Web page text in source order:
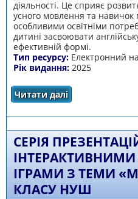
діяльності. Це сприяє
усного мовлення та навичок
особливими освітніми
дитині засвоювати
ефективній формі.
Тип ресурсу: Електронний
Рік видання: 2025
Читати далі
СЕРІЯ
ІГРАМИ З ТЕМИ
КЛАСУ НУШ